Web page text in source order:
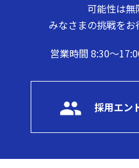
可能性は無
みなさまの挑戦をお
営業時間 8:30～
採用エン